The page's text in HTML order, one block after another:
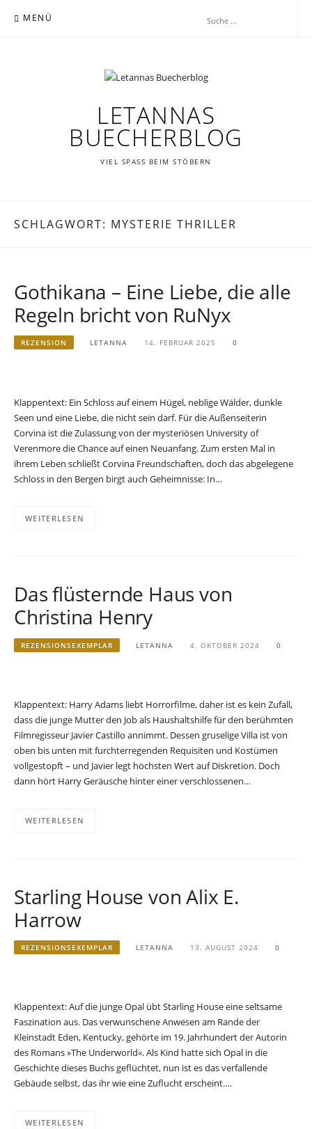
Inhalt MENÜ
LETANNAS
BUECHERBLOG
VIEL SPASS BEIM STÖBERN
SCHLAGWORT: MYSTERIE THRILLER
Gothikana – Eine Liebe, die alle
Regeln bricht von RuNyx
REZENSION LETANNA 14. FEBRUAR 2025 0
Klappentext: Ein Schloss auf einem Hügel, neblige Wälder, dunkle
Seen und eine Liebe, die nicht sein darf. Für die Außenseiterin
Corvina ist die Zulassung von der mysteriösen University of
Verenmore die Chance auf einen Neuanfang. Zum ersten Mal in
ihrem Leben schließt Corvina Freundschaften, doch das abgelegene
Schloss in den Bergen birgt auch Geheimnisse: In…
WEITERLESEN
Das flüsternde Haus von
Christina Henry
REZENSIONSEXEMPLAR LETANNA 4. OKTOBER 2024 0
Klappentext: Harry Adams liebt Horrorfilme, daher ist es kein Zufall,
dass die junge Mutter den Job als Haushaltshilfe für den berühmten
Filmregisseur Javier Castillo annimmt. Dessen gruselige Villa ist von
oben bis unten mit furchterregenden Requisiten und Kostümen
vollgestopft – und Javier legt höchsten Wert auf Diskretion. Doch
dann hört Harry Geräusche hinter einer verschlossenen…
WEITERLESEN
Starling House von Alix E.
Harrow
REZENSIONSEXEMPLAR LETANNA 13. AUGUST 2024 0
Klappentext: Auf die junge Opal übt Starling House eine seltsame
Faszination aus. Das verwunschene Anwesen am Rande der
Kleinstadt Eden, Kentucky, gehörte im 19. Jahrhundert der Autorin
des Romans »The Underworld«. Als Kind hatte sich Opal in die
Geschichte dieses Buchs geflüchtet, nun ist es das verfallende
Gebäude selbst, das ihr wie eine Zuflucht erscheint….
WEITERLESEN